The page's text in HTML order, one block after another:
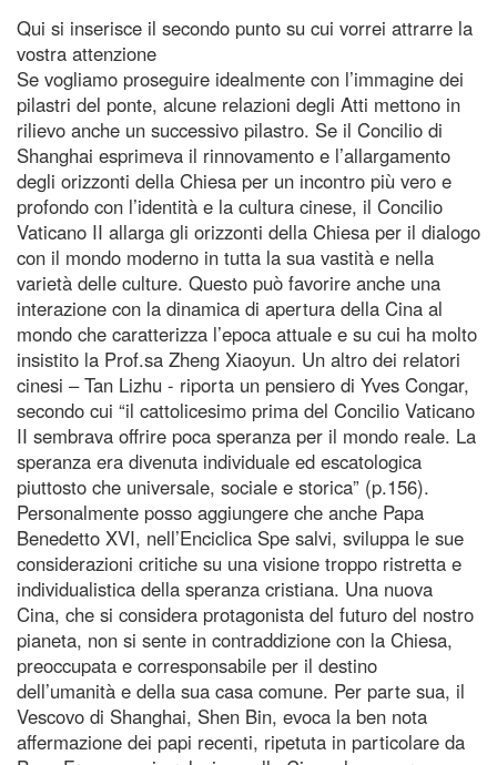
Qui si inserisce il secondo punto su cui vorrei attrarre la
vostra attenzione
Se vogliamo proseguire idealmente con l’immagine dei
pilastri del ponte, alcune relazioni degli Atti mettono in
rilievo anche un successivo pilastro. Se il Concilio di
Shanghai esprimeva il rinnovamento e l’allargamento
degli orizzonti della Chiesa per un incontro più vero e
profondo con l’identità e la cultura cinese, il Concilio
Vaticano II allarga gli orizzonti della Chiesa per il dialogo
con il mondo moderno in tutta la sua vastità e nella
varietà delle culture. Questo può favorire anche una
interazione con la dinamica di apertura della Cina al
mondo che caratterizza l’epoca attuale e su cui ha molto
insistito la Prof.sa Zheng Xiaoyun. Un altro dei relatori
cinesi – Tan Lizhu - riporta un pensiero di Yves Congar,
secondo cui “il cattolicesimo prima del Concilio Vaticano
II sembrava offrire poca speranza per il mondo reale. La
speranza era divenuta individuale ed escatologica
piuttosto che universale, sociale e storica” (p.156).
Personalmente posso aggiungere che anche Papa
Benedetto XVI, nell’Enciclica Spe salvi, sviluppa le sue
considerazioni critiche su una visione troppo ristretta e
individualistica della speranza cristiana. Una nuova
Cina, che si considera protagonista del futuro del nostro
pianeta, non si sente in contraddizione con la Chiesa,
preoccupata e corresponsabile per il destino
dell’umanità e della sua casa comune. Per parte sua, il
Vescovo di Shanghai, Shen Bin, evoca la ben nota
affermazione dei papi recenti, ripetuta in particolare da